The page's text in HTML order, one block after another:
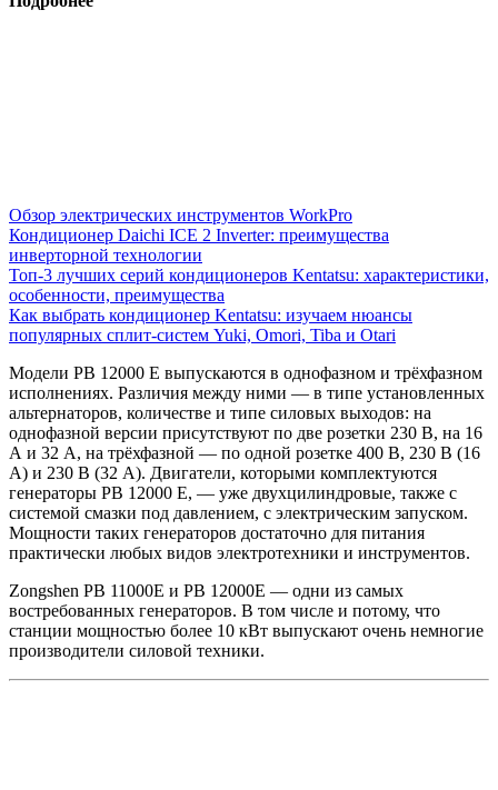
Обзор электрических инструментов WorkPro
Кондиционер Daichi ICE 2 Inverter: преимущества
инверторной технологии
Топ-3 лучших серий кондиционеров Kentatsu: характеристики,
особенности, преимущества
Как выбрать кондиционер Kentatsu: изучаем нюансы
популярных сплит-систем Yuki, Omori, Tiba и Otari
Модели PB 12000 E выпускаются в одно­фазном и трёхфазном
исполнениях. Различия между ними — в типе установленных
альтер­наторов, количестве и типе силовых выходов: на
однофазной версии присутствуют по две розетки 230 В, на 16
А и 32 А, на трёхфазной — по одной розетке 400 В, 230 В (16
А) и 230 В (32 А). Двигатели, которыми комплектуются
генераторы PB 12000 E, — уже двухцилиндровые, также с
системой смазки под давлением, с электрическим запуском.
Мощности таких генераторов достаточно для питания
практически любых видов электротехники и инструментов.
Zongshen PB 11000E и PB 12000E — одни из самых
востребованных генераторов. В том числе и потому, что
станции мощностью более 10 кВт выпускают очень немногие
производители силовой техники.